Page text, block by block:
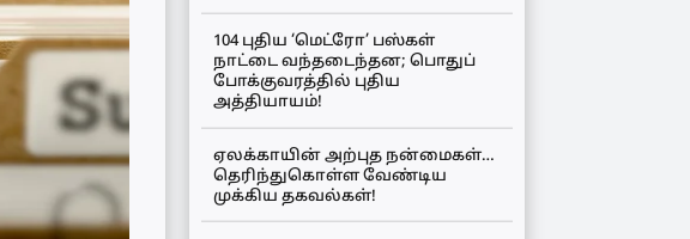
104 புதிய ‘மெட்ரோ’ பஸ்கள்
நாட்டை வந்தடைந்தன; பொதுப்
போக்குவரத்தில் புதிய
அத்தியாயம்!
ஏலக்காயின் அற்புத நன்மைகள்…
தெரிந்துகொள்ள வேண்டிய
முக்கிய தகவல்கள்!